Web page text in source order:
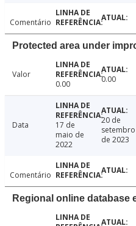
Comentário
Protected area under
Valor
0.00
0.00
Data
17 de
maio de
2022
20 de
setembro
de 2023
Comentário
Regional online database